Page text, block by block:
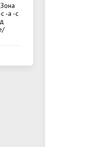
-a -c